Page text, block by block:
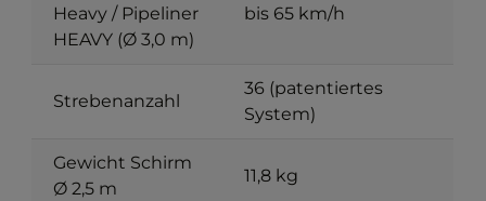
Heavy / Pipeliner
HEAVY (Ø 3,0 m)
bis 65 km/h
Strebenanzahl
36 (patentiertes
System)
Gewicht Schirm
Ø 2,5 m
11,8 kg